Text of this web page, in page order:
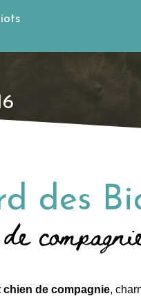
des
chien de compagnie,